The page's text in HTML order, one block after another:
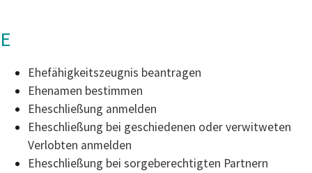
E
Ehefähigkeitszeugnis beantragen
Ehenamen bestimmen
Eheschließung anmelden
Eheschließung bei geschiedenen oder verwitweten
Verlobten anmelden
Eheschließung bei sorgeberechtigten Partnern